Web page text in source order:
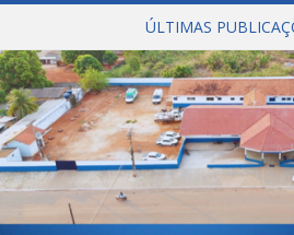
ÚLTIMAS